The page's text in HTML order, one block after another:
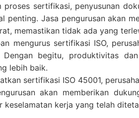
sertifikasi, penyusunan
penting. Jasa pengurusan akan
memastikan tidak ada yang
mengurus sertifikasi ISO,
begitu, produktivitas
lebih baik.
sertifikasi ISO 45001,
akan memberikan
kerja yang telah